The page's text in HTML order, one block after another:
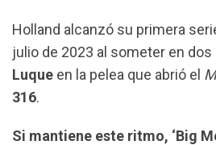
Holland alcanzó su primera
julio de 2023 al someter en dos
Luque en la pelea que abrió el
316.
Si mantiene este ritmo, ‘Big